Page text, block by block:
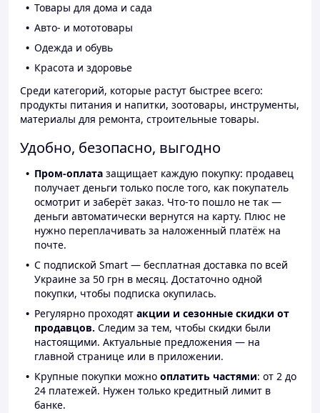
Товары для дома и сада
Авто- и мототовары
Одежда и обувь
Красота и здоровье
Среди категорий, которые растут быстрее всего:
продукты питания и напитки, зоотовары, инструменты,
материалы для ремонта, строительные товары.
Удобно, безопасно, выгодно
Пром-оплата защищает каждую покупку: продавец
получает деньги только после того, как покупатель
осмотрит и заберёт заказ. Что-то пошло не так —
деньги автоматически вернутся на карту. Плюс не
нужно переплачивать за наложенный платёж на
почте.
С подпиской Smart — бесплатная доставка по всей
Украине за 50 грн в месяц. Достаточно одной
покупки, чтобы подписка окупилась.
Регулярно проходят акции и сезонные скидки от
продавцов. Следим за тем, чтобы скидки были
настоящими. Актуальные предложения — на
главной странице или в приложении.
Крупные покупки можно оплатить частями: от 2 до
24 платежей. Нужен только кредитный лимит в
банке.